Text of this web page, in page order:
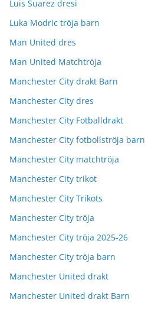
Luis Suarez dresi
Luka Modric tröja barn
Man United dres
Man United Matchtröja
Manchester City drakt Barn
Manchester City dres
Manchester City Fotballdrakt
Manchester City fotbollströja barn
Manchester City matchtröja
Manchester City trikot
Manchester City Trikots
Manchester City tröja
Manchester City tröja 2025-26
Manchester City tröja barn
Manchester United drakt
Manchester United drakt Barn